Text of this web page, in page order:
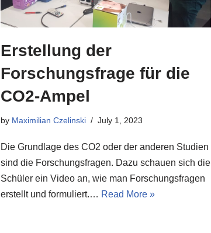
Erstellung der
Forschungsfrage für die
CO2-Ampel
by Maximilian Czelinski July 1, 2023
Die Grundlage des CO2 oder der anderen Studien
sind die Forschungsfragen. Dazu schauen sich die
Schüler ein Video an, wie man Forschungsfragen
erstellt und formuliert.… Read More »